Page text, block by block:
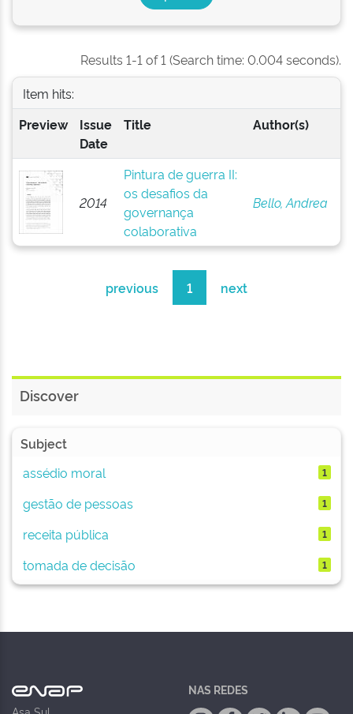
Results 1-1 of 1 (Search time: 0.004 seconds).
Item hits:
Preview
Issue
Date
Title Author(s)
2014
Pintura de guerra II:
os desafios da
governança
colaborativa
Bello, Andrea
previous 1 next
Discover
Subject
assédio moral
1
gestão de pessoas 1
receita pública 1
tomada de decisão 1
NAS REDES